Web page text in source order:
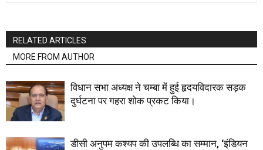
RELATED ARTICLES
MORE FROM AUTHOR
विधान सभा अध्यक्ष ने चम्बा में हुई हृदयविदारक सड़क
दुर्घटना पर गहरा शोक प्रकट किया।
डीसी अनुपम कश्यप की उपलब्धि का सम्मान, ‘इंडियन